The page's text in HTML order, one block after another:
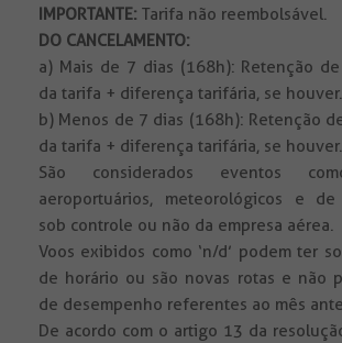
IMPORTANTE: Tarifa não reembolsável.
DO CANCELAMENTO:
a) Mais de 7 dias (168h): Retenção
da tarifa + diferença tarifária, se houver.
b) Menos de 7 dias (168h): Retenção
da tarifa + diferença tarifária, se houver.
São considerados eventos
aeroportuários, meteorológicos e de
sob controle ou não da empresa aérea.
Voos exibidos como ‘n/d’ podem ter
de horário ou são novas rotas e não
de desempenho referentes ao mês
De acordo com o artigo 13 da